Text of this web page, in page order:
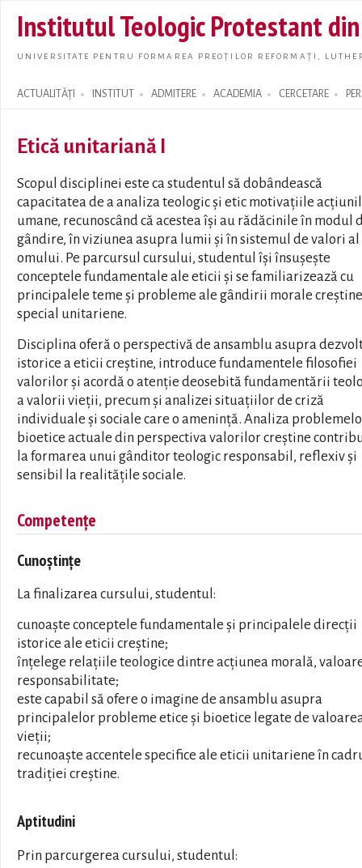
main
Institutul Teologic Protestant
UNIVERSITATE PENTRU FORMAREA PREOȚILOR REFORMAȚI,
ACTUALITĂȚI INSTITUT ADMITERE ACADEMIA CERCETARE
Search form
Etică unitariană I
Scopul disciplinei este ca studentul să dobândească
capacitatea de a analiza teologic și etic motivațiile
umane, recunoscând că acestea își au rădăcinile în modul
gândire, în viziunea asupra lumii și în sistemul de valori al
omului. Pe parcursul cursului, studentul își însușește
conceptele fundamentale ale eticii și se familiarizează cu
principalele teme și probleme ale gândirii morale
special unitariene.
Disciplina oferă o perspectivă de ansamblu asupra
istorice a eticii creștine, introduce fundamentele filosofiei
valorilor și acordă o atenție deosebită fundamentării
a valorii vieții, precum și analizei situațiilor de criză
individuale și sociale care o amenință. Analiza
bioetice actuale din perspectiva valorilor creștine
la formarea unui gânditor teologic responsabil, reflexiv și
sensibil la realitățile sociale.
Competențe
Cunoștințe
La finalizarea cursului, studentul:
cunoaște conceptele fundamentale și principalele direcții
istorice ale eticii creștine;
înțelege relațiile teologice dintre acțiunea morală,
responsabilitate;
este capabil să ofere o imagine de ansamblu asupra
principalelor probleme etice și bioetice legate de
vieții;
recunoaște accentele specifice ale eticii unitariene în
tradiției creștine.
Aptitudini
Prin parcurgerea cursului, studentul: